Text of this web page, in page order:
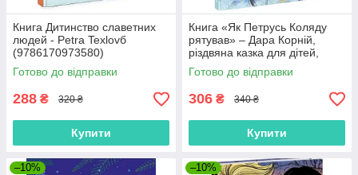
Книга Дитинство славетних
людей - Petra Texlovб
(9786170973580)
Готово до відправки
288 ₴ 320 ₴
Купити
Книга «Як Петрусь Коляду
рятував» – Дара Корній,
різдвяна казка для дітей,
зимова історія, українська
книга (9786170979926)
Готово до відправки
306 ₴ 340 ₴
Купити
–10% –10%